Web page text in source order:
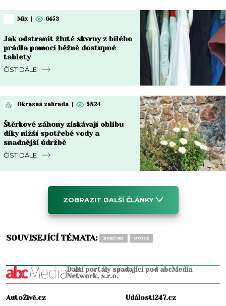
Mix | 6453
Jak odstranit žluté skvrny z bílého
prádla pomocí běžně dostupné
tablety
ČÍST DÁLE
Okrasná zahrada | 5824
Štěrkové záhony získávají oblibu
díky nižší spotřebě vody a
snadnější údržbě
ČÍST DÁLE
ZOBRAZIT DALŠÍ ČLÁNKY
SOUVISEJÍCÍ TÉMATA: BORŮVKY OVOCE
Další portály spadající pod abcMedia
Network, s.r.o.
AutoŽivě.cz
Události247.cz